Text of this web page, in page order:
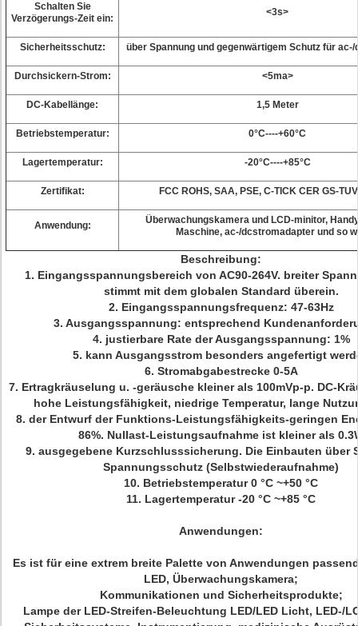
Schalten Sie
Verzögerungs-Zeit ein:
<3s>
Sicherheitsschutz: über Spannung und gegenwärtigem Schutz für ac-/
Durchsickern-Strom: <5ma>
DC-Kabellänge: 1,5 Meter
Betriebstemperatur: 0°C----+60°C
Lagertemperatur: -20°C----+85°C
Zertifikat: FCC ROHS, SAA, PSE, C-TICK CER GS-
Anwendung:
Überwachungskamera und LCD-minitor,
Maschine, ac-/dcstromadapter und so
Beschreibung:
1. Eingangsspannungsbereich von AC90-264V. breiter
stimmt mit dem globalen Standard überein.
2. Eingangsspannungsfrequenz: 47-63Hz
3. Ausgangsspannung: entsprechend
4. justierbare Rate der Ausgangsspannung: 1%
5. kann Ausgangsstrom besonders angefertigt
6. Stromabgabestrecke 0-5A
7. Ertragkräuselung u. -geräusche kleiner als 100mVp-p. DC-
hohe Leistungsfähigkeit, niedrige Temperatur, lange
8. der Entwurf der Funktions-Leistungsfähigkeits-geringen
86%. Nullast-Leistungsaufnahme ist kleiner als
9. ausgegebene Kurzschlusssicherung. Die Einbauten über
Spannungsschutz (Selbstwiederaufnahme)
10. Betriebstemperatur 0 °C ~+50 °C
11. Lagertemperatur -20 °C ~+85 °C
Anwendungen:
Es ist für eine extrem breite Palette von Anwendungen
LED, Überwachungskamera;
Kommunikationen und Sicherheitsprodukte;
Lampe der LED-Streifen-Beleuchtung LED/LED Licht, LED-/